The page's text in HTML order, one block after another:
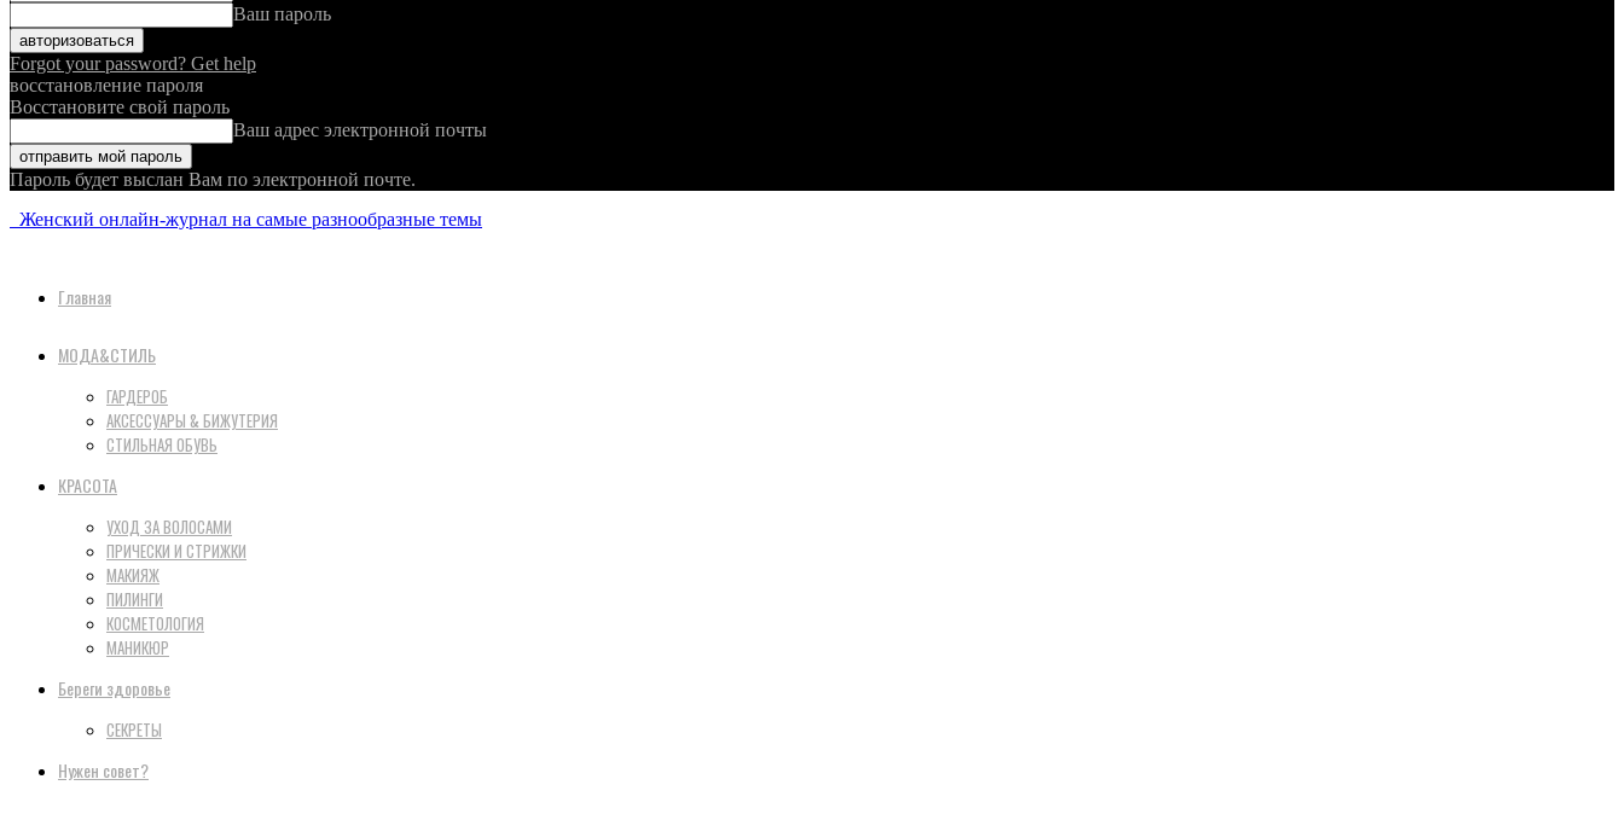
Ваш пароль
Forgot your password? Get help
восстановление пароля
Восстановите свой пароль
Ваш адрес электронной почты
Пароль будет выслан Вам по электронной почте.
Женский онлайн-журнал на самые разнообразные темы
Главная
МОДА&СТИЛЬ
ГАРДЕРОБ
АКСЕССУАРЫ & БИЖУТЕРИЯ
СТИЛЬНАЯ ОБУВЬ
КРАСОТА
УХОД ЗА ВОЛОСАМИ
ПРИЧЕСКИ И СТРИЖКИ
МАКИЯЖ
ПИЛИНГИ
КОСМЕТОЛОГИЯ
МАНИКЮР
Береги здоровье
СЕКРЕТЫ
Нужен совет?